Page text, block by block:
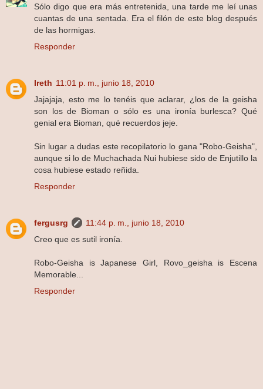
Sólo digo que era más entretenida, una tarde me leí unas
cuantas de una sentada. Era el filón de este blog después
de las hormigas.
Responder
Ireth 11:01 p. m., junio 18, 2010
Jajajaja, esto me lo tenéis que aclarar, ¿los de la geisha
son los de Bioman o sólo es una ironía burlesca? Qué
genial era Bioman, qué recuerdos jeje.
Sin lugar a dudas este recopilatorio lo gana "Robo-Geisha",
aunque si lo de Muchachada Nui hubiese sido de Enjutillo la
cosa hubiese estado reñida.
Responder
fergusrg
11:44 p. m., junio 18, 2010
Creo que es sutil ironía.
Robo-Geisha is Japanese Girl, Rovo_geisha is Escena
Memorable...
Responder